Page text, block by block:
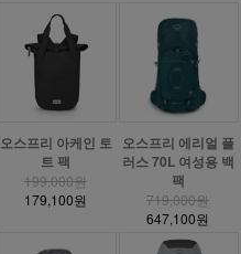
오스프리 아케인 토
트 팩
199,000원
179,100원
오스프리 에리얼 플
러스 70L 여성용 백
팩
719,000원
647,100원